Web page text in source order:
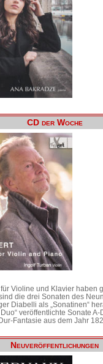
CD der Woche
Violine und Klavier haben
die drei Sonaten des
Diabelli als „Sonatinen“
veröffentlichte Sonate
Fantasie aus dem Jahr
Neuveröffentlichungen